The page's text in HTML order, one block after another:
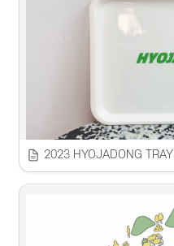
2023 HYOJADONG TRAY